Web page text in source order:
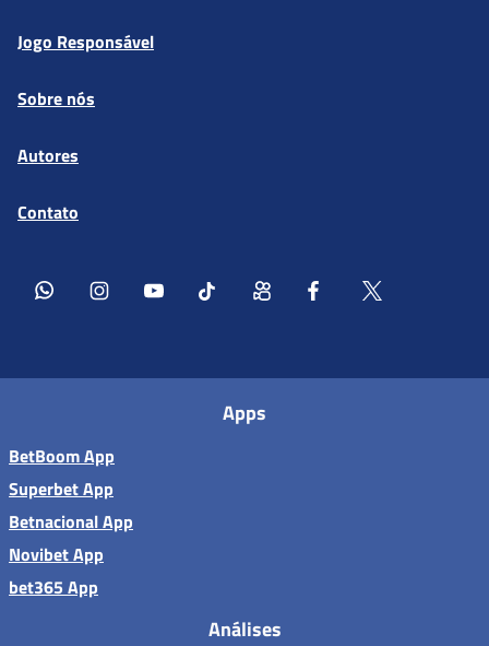
Jogo Responsável
Sobre nós
Autores
Contato
Apps
BetBoom App
Superbet App
Betnacional App
Novibet App
bet365 App
Análises